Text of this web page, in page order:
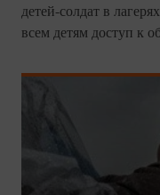
детей-солдат в
всем детям доступ к